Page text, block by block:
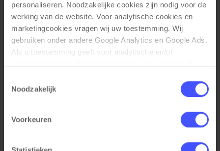
personaliseren. Noodzakelijke cookies zijn nodig voor de
werking van de website. Voor analytische cookies en
marketingcookies vragen wij uw toestemming. Wij
gebruiken onder andere Google Analytics en Google Ads.
Als u toestemming geeft voor analytische en/of
analyse, advertentiemeting, remarketing en
campagneoptimalisatie. Meer informatie vindt u in onze
privacyverklaring en cookieverklaring op onze website.
Daar leest u ook hoe Google gegevens verwerkt wanneer
toestemming op elk moment wijzigen of intrekken via de
Noodzakelijk
Voorkeuren
Bekijk product
Metalen ladeblok verrijdbaar 3 laden BLOC
Zwart
Op voorraad 3-5 werkdagen